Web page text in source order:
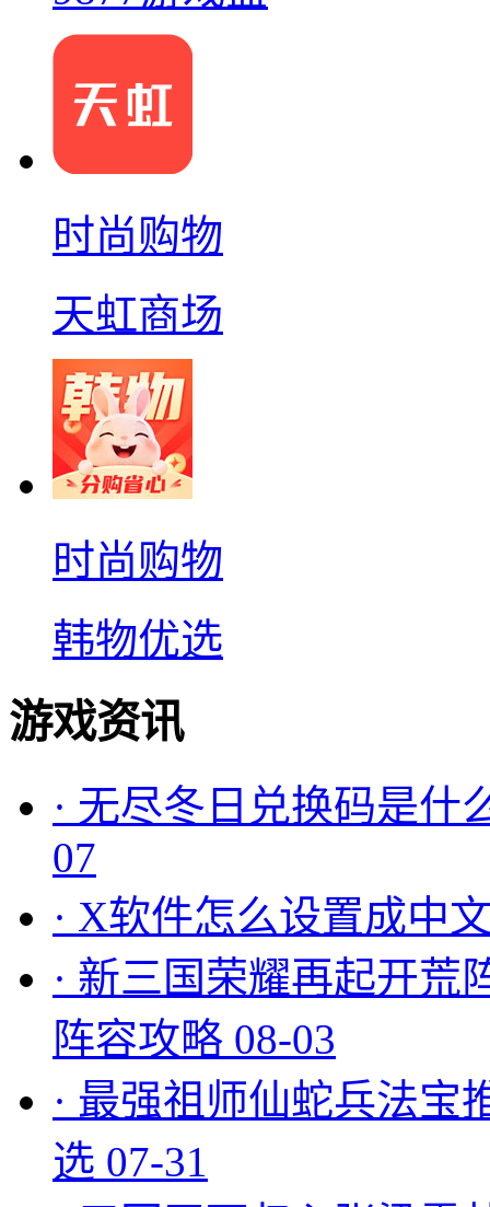
时尚购物
天虹商场
时尚购物
韩物优选
游戏资讯
· 无尽冬日兑换码是什
07
· X软件怎么设置成中
· 新三国荣耀再起开荒
阵容攻略 08-03
· 最强祖师仙蛇兵法宝
选 07-31